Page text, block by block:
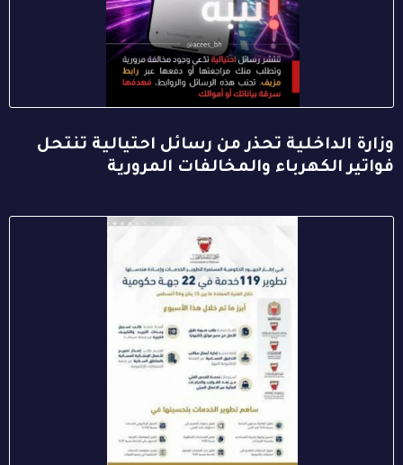
وزارة الداخلية تحذر من رسائل احتيالية تنتحل
فواتير الكهرباء والمخالفات المرورية